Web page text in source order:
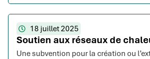
18 juillet 2025
Soutien aux réseaux de
Une subvention pour la création ou